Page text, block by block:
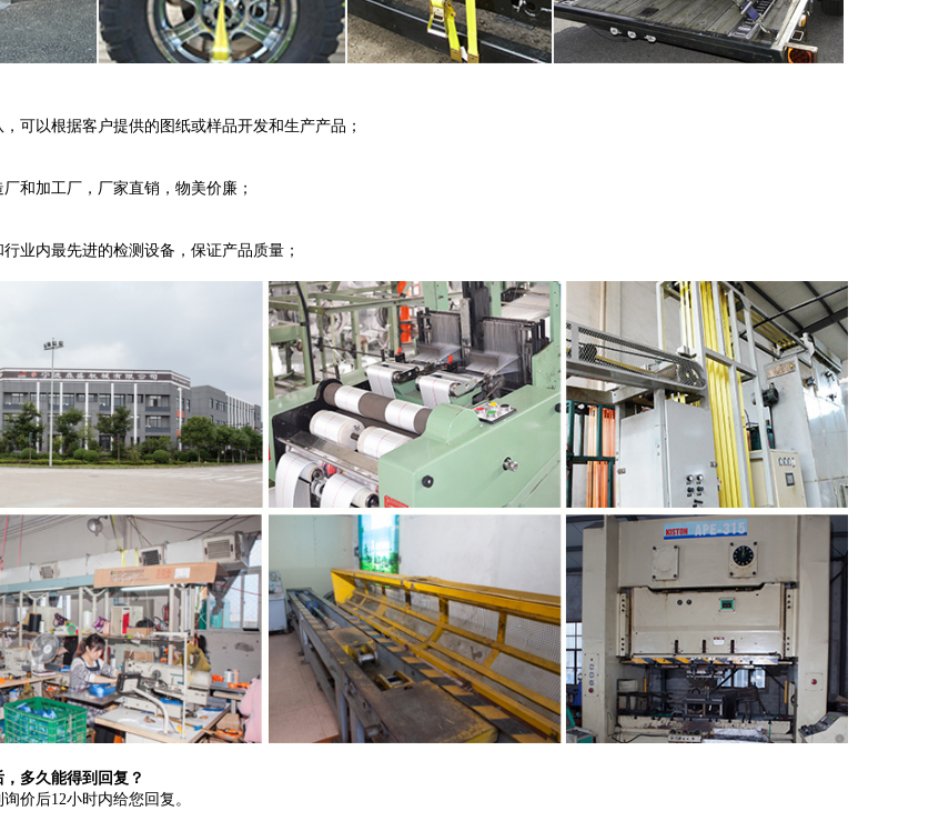
可以根据客户提供的图纸或样品开发和生产产品；
和加工厂，厂家直销，物美价廉；
业内最先进的检测设备，保证产品质量；
多久能得到回复？
价后12小时内给您回复。